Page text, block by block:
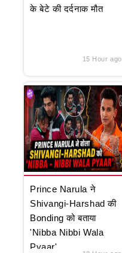
के बेटे की दर्दनाक मौत
15 Hour ago
Prince Narula ने
Shivangi-Harshad की
Bonding को बताया
'Nibba Nibbi Wala
Pyaar'